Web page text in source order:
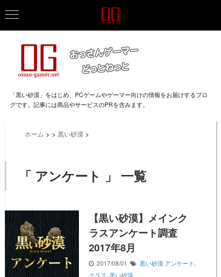
「黒い砂漠」をはじめ、PCゲームやゲーマー向けの情報をお届けするブロ
グです。記事には商品やサービスのPRを含みます。
ホーム > > 黒い砂漠 >
「 アンケート 」 一覧
【黒い砂漠】メインク
ラスアンケート調査
2017年8月
2017/08/01 黒い砂漠 アンケート ,
クラス, 黒い砂漠